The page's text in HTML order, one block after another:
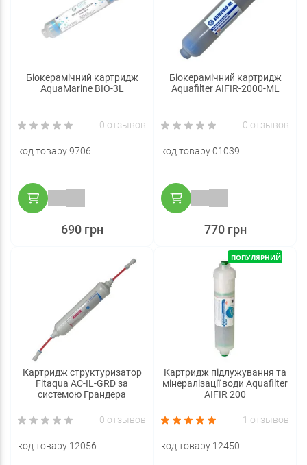
Біокерамічний картридж
AquaMarine BIO-3L
0 отзывов
код товару 9706
690 грн
Біокерамічний картридж
Aquafilter AIFIR-2000-ML
0 отзывов
код товару 01039
770 грн
Картридж структуризатор
Fitaqua AC-IL-GRD за
системою Грандера
0 отзывов
код товару 12056
ПОПУЛЯРНИЙ
Картридж підлужування та
мінералізації води Aquafilter
AIFIR 200
1 отзывов
код товару 12450